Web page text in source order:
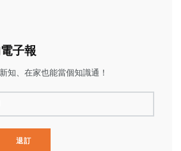
子報
知、在家也能當個知識通！
退訂